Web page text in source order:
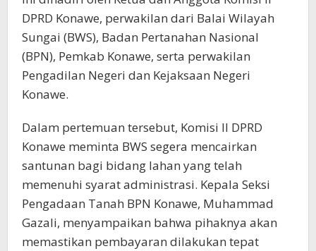
DPRD Konawe, perwakilan dari Balai Wilayah
Sungai (BWS), Badan Pertanahan Nasional
(BPN), Pemkab Konawe, serta perwakilan
Pengadilan Negeri dan Kejaksaan Negeri
Konawe.
Dalam pertemuan tersebut, Komisi II DPRD
Konawe meminta BWS segera mencairkan
santunan bagi bidang lahan yang telah
memenuhi syarat administrasi. Kepala Seksi
Pengadaan Tanah BPN Konawe, Muhammad
Gazali, menyampaikan bahwa pihaknya akan
memastikan pembayaran dilakukan tepat